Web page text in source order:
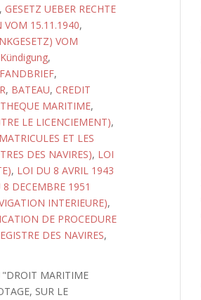
, GESETZ UEBER RECHTE
VOM 15.11.1940,
VOM
Kündigung,
,
, BATEAU, CREDIT
MARITIME,
LE LICENCIEMENT),
ET LES
DES NAVIRES), LOI
, LOI DU 8 AVRIL 1943
DECEMBRE 1951
INTERIEURE),
DE PROCEDURE
DES NAVIRES,
"DROIT MARITIME
SUR LE